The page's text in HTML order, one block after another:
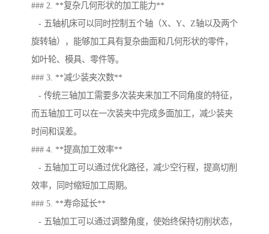
### 2. **复杂几何形状的加工能力**
- 五轴机床可以同时控制五个轴（X、Y、Z轴以及两个
旋转轴），能够加工具有复杂曲面和几何形状的零件，
如叶轮、模具、零件等。
### 3. **减少装夹次数**
- 传统三轴加工需要多次装夹来加工不同角度的特征，
而五轴加工可以在一次装夹中完成多面加工，减少装夹
时间和误差。
### 4. **提高加工效率**
- 五轴加工可以通过优化路径，减少空行程，提高切削
效率，同时缩短加工周期。
### 5. **寿命延长**
- 五轴加工可以通过调整角度，使始终保持切削状态，